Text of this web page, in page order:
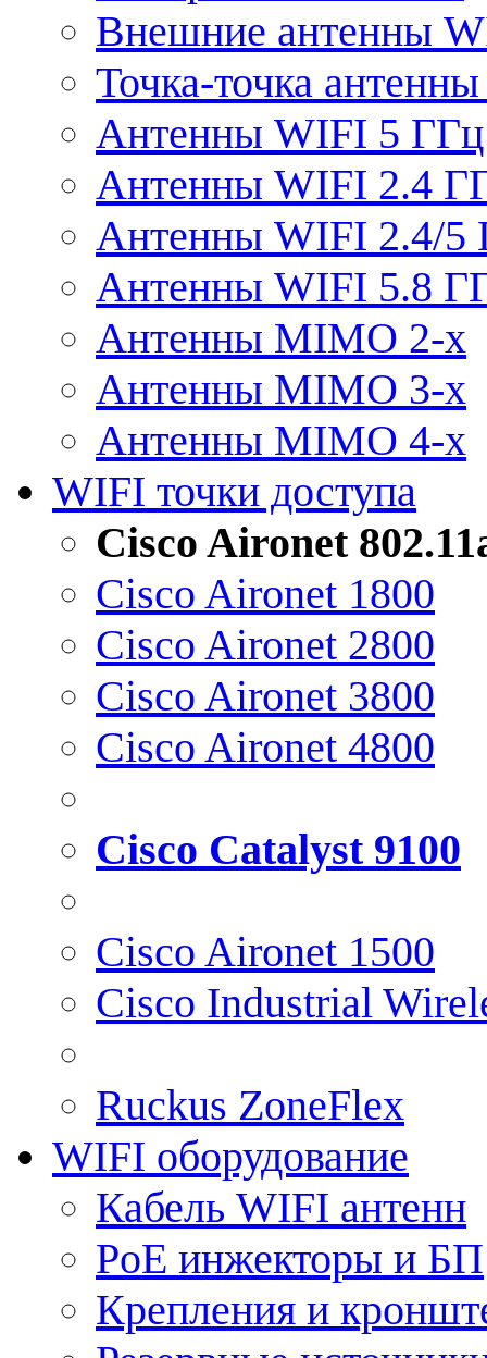
Внешние антенны
Точка-точка
Антенны WIFI 5 ГГц
Антенны WIFI 2.4
Антенны WIFI 2.4/5
Антенны WIFI 5.8
Антенны MIMO 2-x
Антенны MIMO 3-x
Антенны MIMO 4-x
WIFI точки доступа
Cisco Aironet
Cisco Aironet 1800
Cisco Aironet 2800
Cisco Aironet 3800
Cisco Aironet 4800
Cisco Catalyst 9100
Cisco Aironet 1500
Cisco Industrial
Ruckus ZoneFlex
WIFI оборудование
Кабель WIFI антенн
PoE инжекторы и БП
Крепления и